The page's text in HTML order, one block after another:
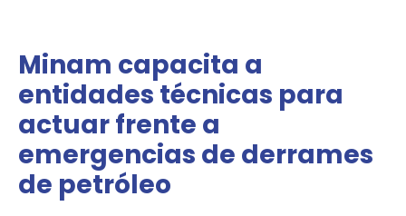
Minam capacita a
entidades técnicas para
actuar frente a
emergencias de derrames
de petróleo